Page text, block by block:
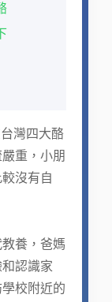
灣四大酪
重，小朋
沒有自
養，爸媽
認識家
校附近的